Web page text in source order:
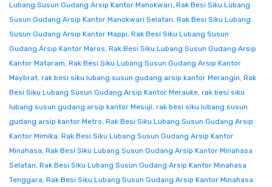
Lubang Susun Gudang Arsip Kantor Manokwari, Rak Besi Siku Lubang
Susun Gudang Arsip Kantor Manokwari Selatan, Rak Besi Siku Lubang
Susun Gudang Arsip Kantor Mappi, Rak Besi Siku Lubang Susun
Gudang Arsip Kantor Maros, Rak Besi Siku Lubang Susun Gudang Arsip
Kantor Mataram, Rak Besi Siku Lubang Susun Gudang Arsip Kantor
Maybrat, rak besi siku lubang susun gudang arsip kantor Merangin, Rak
Besi Siku Lubang Susun Gudang Arsip Kantor Merauke, rak besi siku
lubang susun gudang arsip kantor Mesuji, rak besi siku lubang susun
gudang arsip kantor Metro, Rak Besi Siku Lubang Susun Gudang Arsip
Kantor Mimika, Rak Besi Siku Lubang Susun Gudang Arsip Kantor
Minahasa, Rak Besi Siku Lubang Susun Gudang Arsip Kantor Minahasa
Selatan, Rak Besi Siku Lubang Susun Gudang Arsip Kantor Minahasa
Tenggara, Rak Besi Siku Lubang Susun Gudang Arsip Kantor Minahasa